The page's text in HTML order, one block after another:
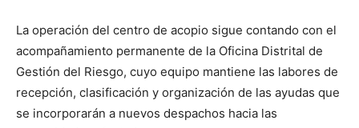
La operación del centro de acopio sigue contando con el
acompañamiento permanente de la Oficina Distrital de
Gestión del Riesgo, cuyo equipo mantiene las labores de
recepción, clasificación y organización de las ayudas que
se incorporarán a nuevos despachos hacia las